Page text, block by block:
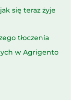
się teraz żyje
tłoczenia
w Agrigento